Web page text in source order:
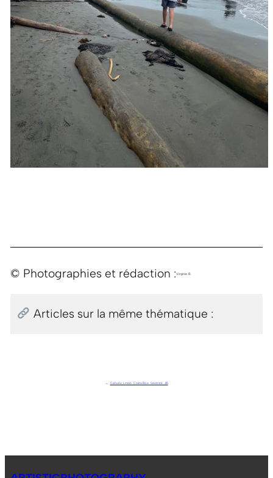
© Photographies et rédaction :Virginie B.
Articles sur la même thématique :
← Cahuita, Limón . Costa Rica . Sérénité . J15